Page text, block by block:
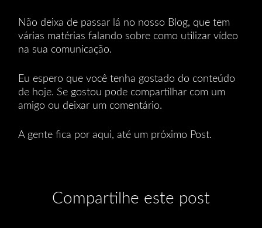
Não deixa de passar lá no nosso Blog, que tem
várias matérias falando sobre como utilizar vídeo
na sua comunicação.
Eu espero que você tenha gostado do conteúdo
de hoje. Se gostou pode compartilhar com um
amigo ou deixar um comentário.
A gente fica por aqui, até um próximo Post.
Compartilhe este post